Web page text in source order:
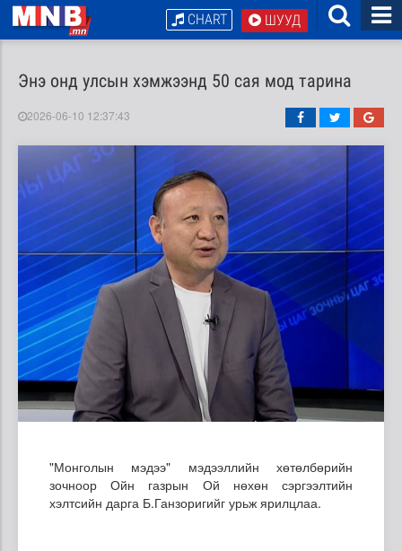
ШУУД
CHART
Энэ онд улсын хэмжээнд 50 сая мод тарина
2026-06-10 12:37:43
"Монголын мэдээ" мэдээллийн хөтөлбөрийн
зочноор Ойн газрын Ой нөхөн сэргээлтийн
хэлтсийн дарга Б.Ганзоригийг урьж ярилцлаа.